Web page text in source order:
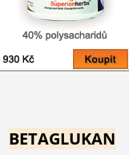
BETAGLUKAN